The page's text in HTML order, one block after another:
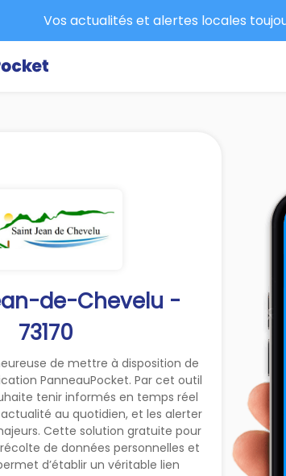
Vos actualités et alertes locales
de-Chevelu -
73170
de mettre à disposition de
PanneauPocket. Par cet outil
tenir informés en temps réel
au quotidien, et les alerter
Cette solution gratuite pour
de données personnelles et
d’établir un véritable lien